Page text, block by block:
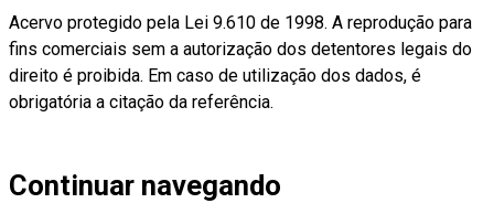
Acervo protegido pela Lei 9.610 de 1998. A reprodução para
fins comerciais sem a autorização dos detentores legais do
direito é proibida. Em caso de utilização dos dados, é
obrigatória a citação da referência.
Continuar navegando